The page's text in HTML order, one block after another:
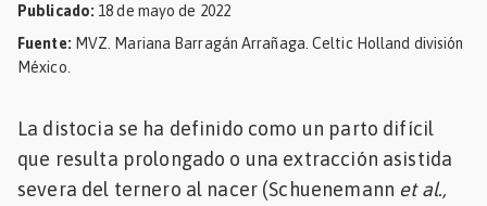
Piensos
Avicultura
Lechería
Micotoxinas
Publicado: 18 de mayo de 2022
Fuente: MVZ. Mariana Barragán Arrañaga. Celtic Holland división
México.
La distocia se ha definido como un parto difícil
que resulta prolongado o una extracción asistida
severa del ternero al nacer (Schuenemann et al.,